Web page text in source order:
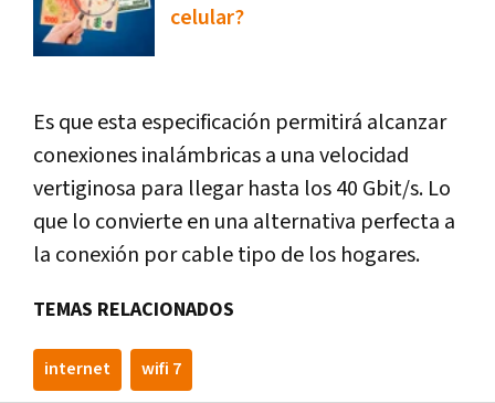
celular?
Es que esta especificación permitirá alcanzar
conexiones inalámbricas a una velocidad
vertiginosa para llegar hasta los 40 Gbit/s. Lo
que lo convierte en una alternativa perfecta a
la conexión por cable tipo de los hogares.
TEMAS RELACIONADOS
internet wifi 7